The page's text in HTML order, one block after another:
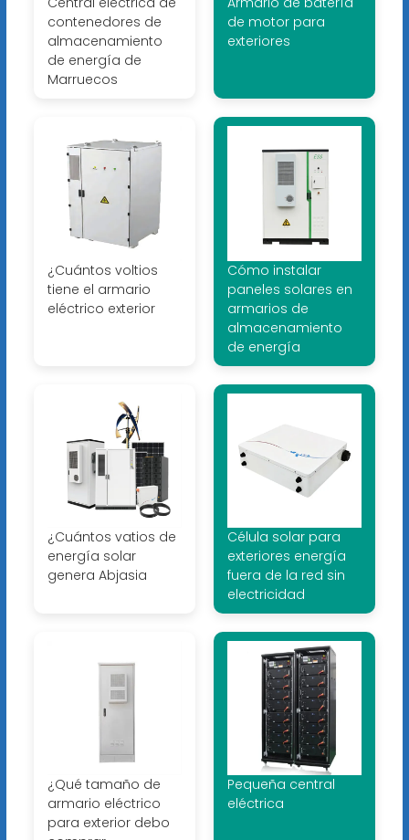
contenedores de
almacenamiento
de energía de
Marruecos
de motor para
exteriores
¿Cuántos voltios
tiene el armario
eléctrico exterior
Cómo instalar
paneles solares en
armarios de
almacenamiento
de energía
¿Cuántos vatios de
energía solar
genera Abjasia
Célula solar para
exteriores energía
fuera de la red sin
electricidad
¿Qué tamaño de
armario eléctrico
para exterior debo
Pequeña central
eléctrica